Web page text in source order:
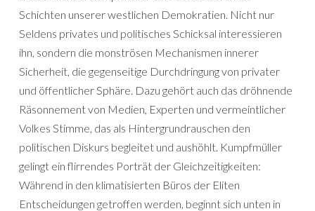
Schichten unserer westlichen Demokratien. Nicht nur
Seldens privates und politisches Schicksal interessieren
ihn, sondern die monströsen Mechanismen innerer
Sicherheit, die gegenseitige Durchdringung von privater
und öffentlicher Sphäre. Dazu gehört auch das dröhnende
Räsonnement von Medien, Experten und vermeintlicher
Volkes Stimme, das als Hintergrundrauschen den
politischen Diskurs begleitet und aushöhlt. Kumpfmüller
gelingt ein flirrendes Porträt der Gleichzeitigkeiten:
Während in den klimatisierten Büros der Eliten
Entscheidungen getroffen werden, beginnt sich unten in